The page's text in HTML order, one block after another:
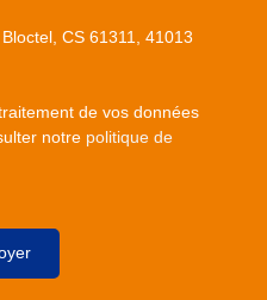
CS 61311, 41013
de vos données
notre politique de